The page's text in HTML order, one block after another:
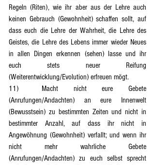
Regeln (Riten), wie ihr aber aus der Lehre auch
keinen Gebrauch (Gewohnheit) schaffen sollt, auf
dass euch die Lehre der Wahrheit, die Lehre des
Geistes, die Lehre des Lebens immer wieder Neues
in allen Dingen erkennen (sehen) lasse und ihr
euch stets neuer Reifung
(Weiterentwicklung/Evolution) erfreuen mögt.
11)	Macht nicht eure Gebete
(Anrufungen/Andachten) an eure Innenwelt
(Bewusstsein) zu bestimmten Zeiten und nicht in
bestimmter Anzahl, auf dass ihr nicht in
Angewöhnung (Gewohnheit) verfallt; und wenn ihr
nicht mehr wahrliche Gebete
(Anrufungen/Andachten) zu euch selbst sprecht